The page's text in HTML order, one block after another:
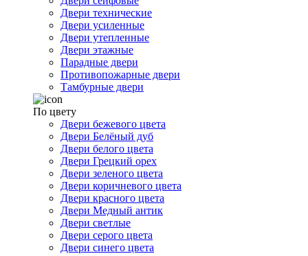
Двери технические
Двери усиленные
Двери утепленные
Двери этажные
Парадные двери
Противопожарные двери
Тамбурные двери
По цвету
Двери бежевого цвета
Двери Белёный дуб
Двери белого цвета
Двери Грецкий орех
Двери зеленого цвета
Двери коричневого цвета
Двери красного цвета
Двери Медный антик
Двери светлые
Двери серого цвета
Двери синего цвета